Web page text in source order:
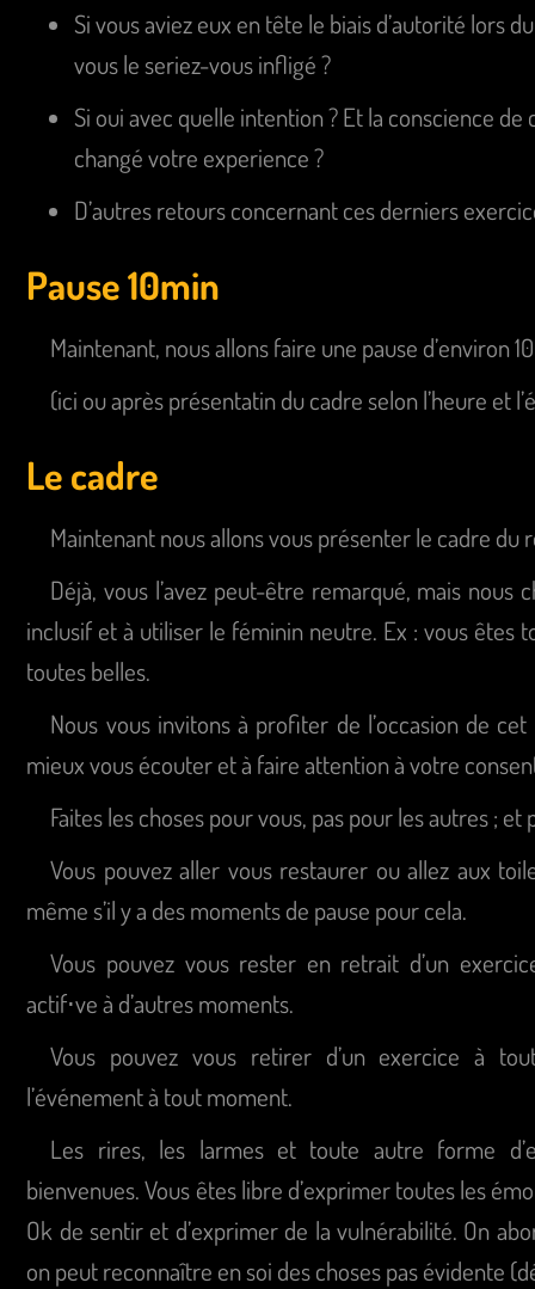
Si vous aviez eux en tête le biais d’autorité lors
vous le seriez-vous infligé ?
Si oui avec quelle intention ? Et la conscience
changé votre experience ?
D’autres retours concernant ces derniers
Pause 10min
Maintenant, nous allons faire une pause d’environ
(ici ou après présentatin du cadre selon l’heure et
Le cadre
Maintenant nous allons vous présenter le cadre du
Déjà, vous l’avez peut-être remarqué, mais nous
inclusif et à utiliser le féminin neutre. Ex : vous êtes
toutes belles.
Nous vous invitons à profiter de l’occasion de
mieux vous écouter et à faire attention à votre
Faites les choses pour vous, pas pour les autres ;
Vous pouvez aller vous restaurer ou allez aux
même s’il y a des moments de pause pour cela.
Vous pouvez vous rester en retrait d’un
actif⋅ve à d’autres moments.
Vous pouvez vous retirer d’un exercice à
l’événement à tout moment.
Les rires, les larmes et toute autre forme
bienvenues. Vous êtes libre d’exprimer toutes les
Ok de sentir et d’exprimer de la vulnérabilité. On
on peut reconnaître en soi des choses pas évidente